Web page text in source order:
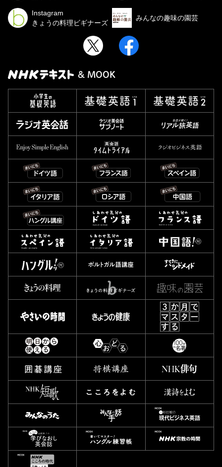
Instagram
きょうの料理ビギナーズ
みんなの趣味の園芸
& MOOK